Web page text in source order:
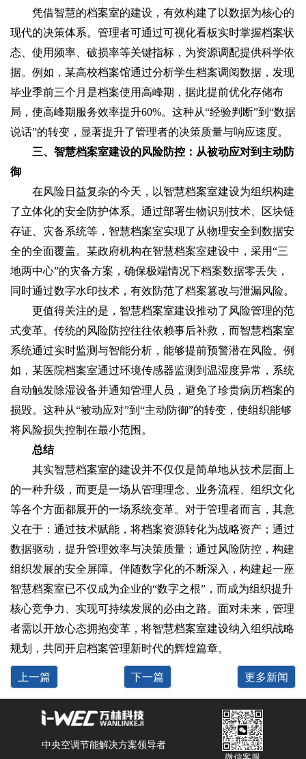
凭借智慧的档案室的建设，有效构建了以数据为核心的
现代的决策体系。管理者可通过可视化看板实时掌握档案状
态、使用频率、破损率等关键指标，为资源调配提供科学依
据。例如，某高校档案馆通过分析学生档案调阅数据，发现
毕业季前三个月是档案使用高峰期，据此提前优化存储布
局，使高峰期服务效率提升60%。这种从“经验判断”到“数据
说话”的转变，显著提升了管理者的决策质量与响应速度。
三、智慧档案室建设的风险防控：从被动应对到主动防
御
在风险日益复杂的今天，以智慧档案室建设为组织构建
了立体化的安全防护体系。通过部署生物识别技术、区块链
存证、灾备系统等，智慧档案室实现了从物理安全到数据安
全的全面覆盖。某政府机构在智慧档案室建设中，采用“三
地两中心”的灾备方案，确保极端情况下档案数据零丢失，
同时通过数字水印技术，有效防范了档案篡改与泄漏风险。
更值得关注的是，智慧档案室建设推动了风险管理的范
式变革。传统的风险防控往往依赖事后补救，而智慧档案室
系统通过实时监测与智能分析，能够提前预警潜在风险。例
如，某医院档案室通过环境传感器监测到温湿度异常，系统
自动触发除湿设备并通知管理人员，避免了珍贵病历档案的
损毁。这种从“被动应对”到“主动防御”的转变，使组织能够
将风险损失控制在最小范围。
总结
其实智慧档案室的建设并不仅仅是简单地从技术层面上
的一种升级，而更是一场从管理理念、业务流程、组织文化
等各个方面都展开的一场系统变革。对于管理者而言，其意
义在于：通过技术赋能，将档案资源转化为战略资产；通过
数据驱动，提升管理效率与决策质量；通过风险防控，构建
组织发展的安全屏障。伴随数字化的不断深入，构建起一座
智慧档案室已不仅成为企业的“数字之根”，而成为组织提升
核心竞争力、实现可持续发展的必由之路。面对未来，管理
者需以开放心态拥抱变革，将智慧档案室建设纳入组织战略
规划，共同开启档案管理新时代的辉煌篇章。
上一篇 下一篇 更多新闻
中央空调节能解决方案领导者